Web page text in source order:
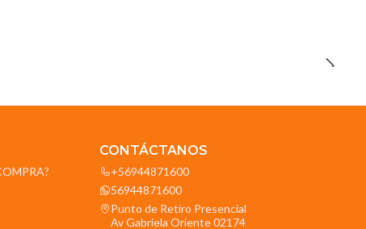
CONTÁCTANOS
+56944871600
56944871600
Punto de Retiro Presencial
Av Gabriela Oriente 02174